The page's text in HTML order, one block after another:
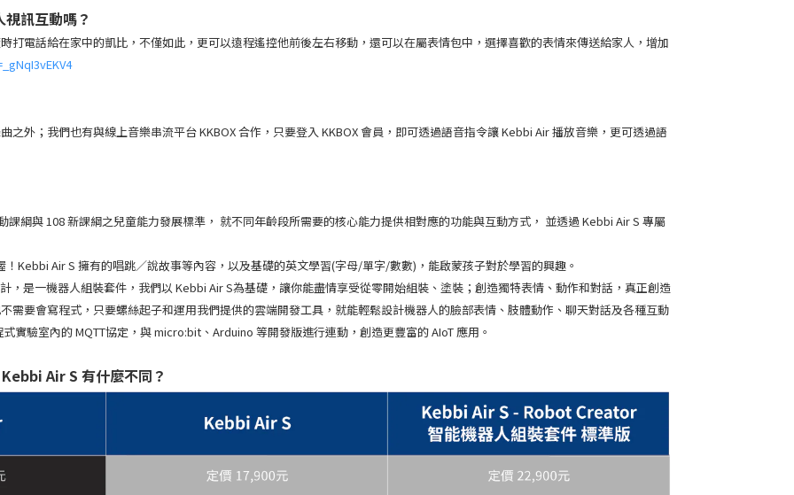
訊互動嗎？
打電話給在家中的凱比，不僅如此，更可以遠程遙控他前後左右移動，還可以在屬表情包中，選擇喜歡的表情來傳送給家人，增加
之外；我們也有與線上音樂串流平台 KKBOX 合作，只要登入 KKBOX 會員，即可透過語音指令讓 Kebbi Air 播放音樂，更可透過語
綱與 108 新課綱之兒童能力發展標準， 就不同年齡段所需要的核心能力提供相對應的功能與互動方式， 並透過 Kebbi Air S 專屬
Kebbi Air S 擁有的唱跳／說故事等內容，以及基礎的英文學習(字母/單字/數數)，能啟蒙孩子對於學習的興趣。
，是一機器人組裝套件，我們以 Kebbi Air S為基礎，讓你能盡情享受從零開始組裝、塗裝；創造獨特表情、動作和對話，真正創造
需要會寫程式，只要螺絲起子和運用我們提供的雲端開發工具，就能輕鬆設計機器人的臉部表情、肢體動作、聊天對話及各種互動
實驗室內的 MQTT協定，與 micro:bit、Arduino 等開發版進行連動，創造更豐富的 AIoT 應用。
Air S 有什麼不同 ？